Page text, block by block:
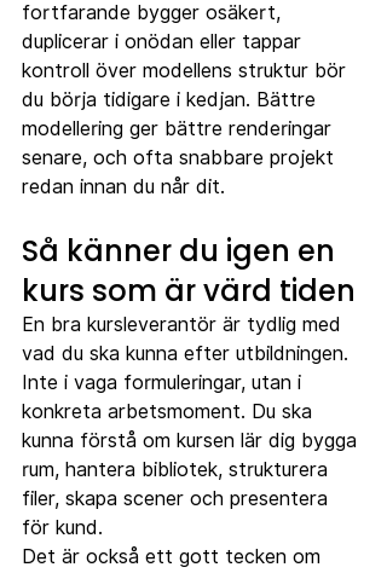
fortfarande bygger osäkert,
duplicerar i onödan eller tappar
kontroll över modellens struktur bör
du börja tidigare i kedjan. Bättre
modellering ger bättre renderingar
senare, och ofta snabbare projekt
redan innan du når dit.
Så känner du igen en
kurs som är värd tiden
En bra kursleverantör är tydlig med
vad du ska kunna efter utbildningen.
Inte i vaga formuleringar, utan i
konkreta arbetsmoment. Du ska
kunna förstå om kursen lär dig bygga
rum, hantera bibliotek, strukturera
filer, skapa scener och presentera
för kund.
Det är också ett gott tecken om